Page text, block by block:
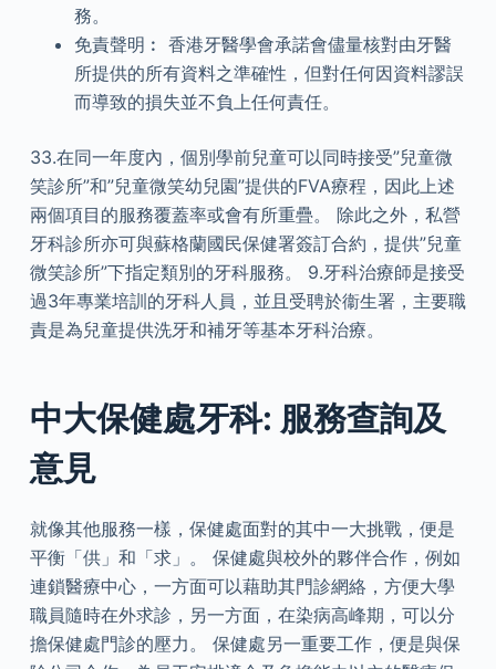
務。
免責聲明︰ 香港牙醫學會承諾會儘量核對由牙醫
所提供的所有資料之準確性，但對任何因資料謬誤
而導致的損失並不負上任何責任。
33.在同一年度內，個別學前兒童可以同時接受”兒童微
笑診所”和”兒童微笑幼兒園”提供的FVA療程，因此上述
兩個項目的服務覆蓋率或會有所重疊。 除此之外，私營
牙科診所亦可與蘇格蘭國民保健署簽訂合約，提供”兒童
微笑診所”下指定類別的牙科服務。 9.牙科治療師是接受
過3年專業培訓的牙科人員，並且受聘於衞生署，主要職
責是為兒童提供洗牙和補牙等基本牙科治療。
中大保健處牙科: 服務查詢及
意見
就像其他服務一樣，保健處面對的其中一大挑戰，便是
平衡「供」和「求」。 保健處與校外的夥伴合作，例如
連鎖醫療中心，一方面可以藉助其門診網絡，方便大學
職員隨時在外求診，另一方面，在染病高峰期，可以分
擔保健處門診的壓力。 保健處另一重要工作，便是與保